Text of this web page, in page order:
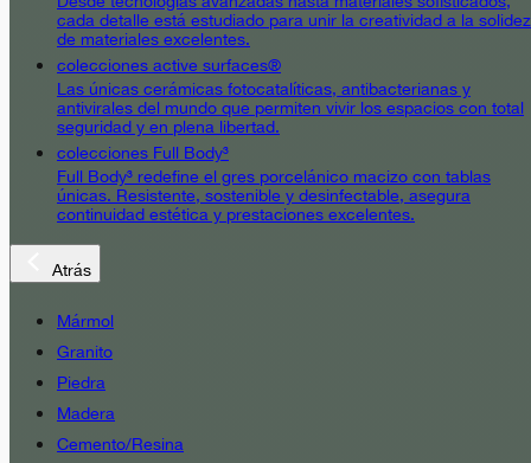
cada detalle está estudiado para unir la creatividad a la solidez
de materiales excelentes.
colecciones active surfaces®
Las únicas cerámicas fotocatalíticas, antibacterianas y
antivirales del mundo que permiten vivir los espacios con total
seguridad y en plena libertad.
colecciones Full Body³
Full Body³ redefine el gres porcelánico macizo con tablas
únicas. Resistente, sostenible y desinfectable, asegura
continuidad estética y prestaciones excelentes.
Atrás
Mármol
Granito
Piedra
Madera
Cemento/Resina